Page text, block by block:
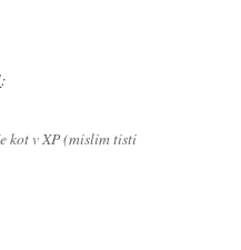
:
kot v XP (mislim tisti